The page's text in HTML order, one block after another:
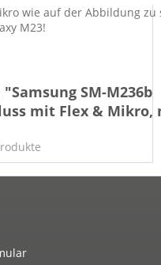
wie auf der Abbildung zu
M23!
SM-M236b
mit Flex & Mikro,